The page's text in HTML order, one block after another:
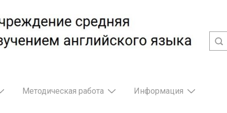
Методическая работа Информация